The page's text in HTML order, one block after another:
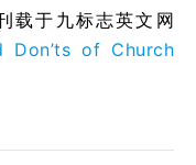
载于九标志英文网
Don’ts of Church